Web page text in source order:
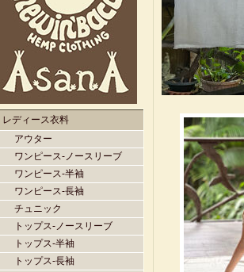
レディース衣料
アウター
ワンピース-ノースリーブ
ワンピース-半袖
ワンピース-長袖
チュニック
トップス-ノースリーブ
トップス-半袖
トップス-長袖